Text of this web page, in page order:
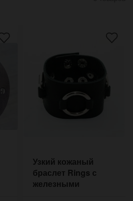
Узкий кожаный
браслет Rings с
железными